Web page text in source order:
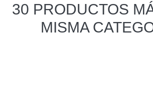
30 PRODUCTOS
MISMA